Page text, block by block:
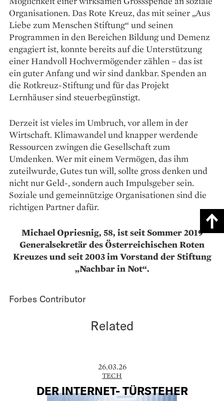
Organisationen. Das Rote Kreuz, das mit seiner „Aus
Liebe zum Menschen Stiftung“ und seinen
Programmen in den Be­reichen Bildung und Demenz
engagiert ist, konnte bereits auf die Unter­stützung
einer Handvoll Hochvermögender zählen – das ist
ein guter Anfang und wir sind dankbar. Spenden an
die Rotkreuz-Stiftung und für das Projekt
Lernhäuser sind steuerbegünstigt.
Derzeit ist vieles im Umbruch, vor allem in der
Wirtschaft. Klimawandel und knapper werdende
Ressourcen zwingen die Gesellschaft zum
Umdenken. Wer mit einem Vermögen, das ihm
zuteilwurde, Gutes tun will, sollte gross denken und
nicht nur Geld-, sondern auch Im­pulsgeber sein.
Soziale und gemeinnützige Or­ganisationen sind die
richtigen Partner dafür.
Michael Opriesnig, 58, ist seit Sommer 2019
Generalsekretär des Österreichischen Roten
Kreuzes und seit 2003 im Vorstand der Stiftung
„Nachbar in Not“.
Forbes Contributor
Related
26.03.26
TECH
DER INTERNET- TÜRSTEHER